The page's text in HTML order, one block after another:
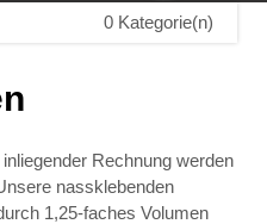
0 Kategorie(n)
Rechnung werden
nassklebenden
1,25-faches Volumen